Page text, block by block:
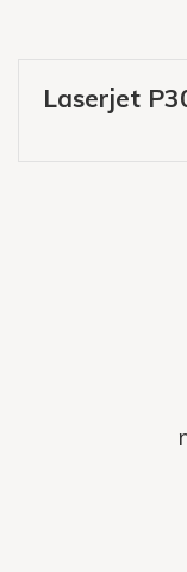
Laserjet